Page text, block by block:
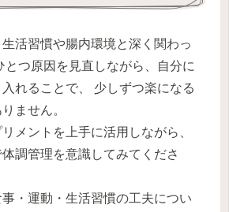
活習慣や腸内環境と深く関わっ
とつ原因を見直しながら、自分に
れることで、 少しずつ楽になる
ません。
メントを上手に活用しながら、
調管理を意識してみてくださ
・運動・生活習慣の工夫につい